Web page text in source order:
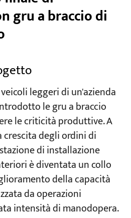
gru a braccio di
leggeri di un'azienda
le gru a braccio
le criticità produttive. A
degli ordini di
di installazione
è diventata un collo
della capacità
da operazioni
intensità di manodopera.